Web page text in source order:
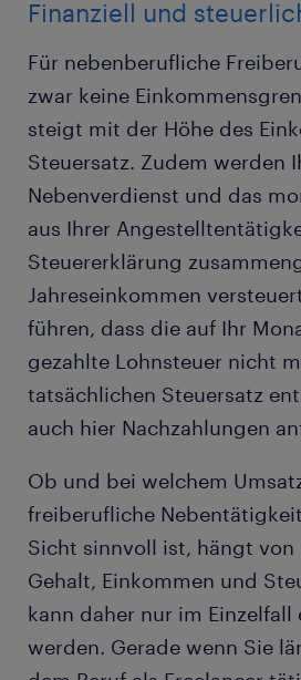
Finanziell und
Für nebenberufliche
zwar keine
steigt mit der Höhe des
Steuersatz. Zudem werden
Nebenverdienst und das
aus Ihrer
Steuererklärung
Jahreseinkommen
führen, dass die auf Ihr
gezahlte Lohnsteuer nicht
tatsächlichen Steuersatz
auch hier Nachzahlungen
Ob und bei welchem
freiberufliche
Sicht sinnvoll ist, hängt von
Gehalt, Einkommen und
kann daher nur im Einzelfall
werden. Gerade wenn Sie